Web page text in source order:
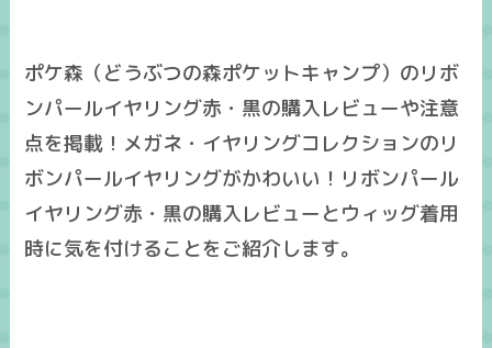
ポケ森（どうぶつの森ポケットキャンプ）のリボ
ンパールイヤリング赤・黒の購入レビューや注意
点を掲載！メガネ・イヤリングコレクションのリ
ボンパールイヤリングがかわいい！リボンパール
イヤリング赤・黒の購入レビューとウィッグ着用
時に気を付けることをご紹介します。